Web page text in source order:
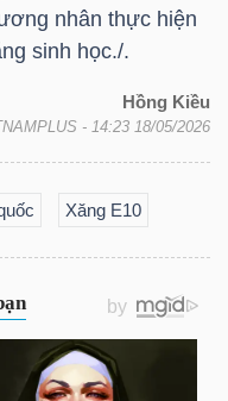
nhân thực hiện
sinh học./.
Hồng Kiều
- 14:23 18/05/2026
Xăng E10